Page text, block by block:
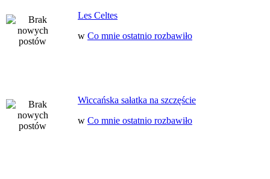
Les Celtes
w Co mnie ostatnio rozbawiło
Wiccańska sałatka na szczęście
w Co mnie ostatnio rozbawiło